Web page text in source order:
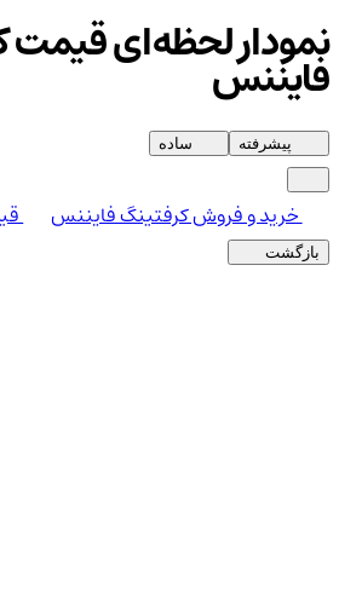
نمودار لحظه‌ای قیمت
فایننس
پیشرفته ساده
خرید و فروش کرفتینگ فایننس
بازگشت